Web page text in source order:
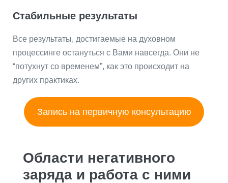
Стабильные результаты
Все результаты, достигаемые на духовном
процессинге остануться с Вами навсегда. Они не
“потухнут со временем”, как это происходит на
других практиках.
Запись на первичную консультацию
Области негативного
заряда и работа с ними